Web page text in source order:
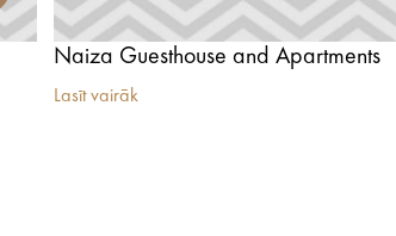
Naiza Guesthouse and Apartments
Lasīt vairāk